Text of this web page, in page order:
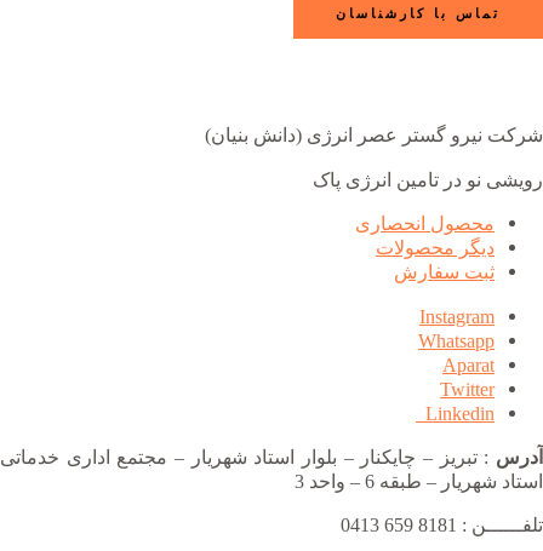
تماس با کارشناسان
شرکت نیرو گستر عصر انرژی (دانش بنیان)
رویشی نو در تامین انرژی پاک
محصول انحصاری
دیگر محصولات
ثبت سفارش
Instagram
Whatsapp
Aparat
Twitter
Linkedin
آدرس : تبریز – چایکنار – بلوار استاد شهریار – مجتمع اداری خدماتی
استاد شهریار – طبقه 6 – واحد 3
تلفــــــن : 8181 659 0413